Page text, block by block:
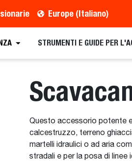
Europe (Italiano)
STRUMENTI E GUIDE PER
Questo accessorio potente
calcestruzzo, terreno
martelli idraulici o ad aria
stradali e per la posa di linee
Richiedi Brochure